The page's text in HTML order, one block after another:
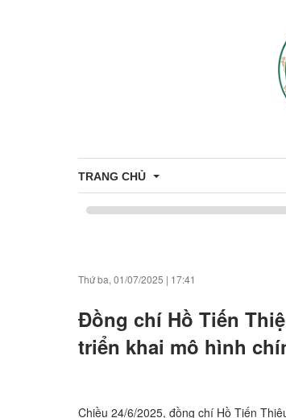
TRANG CHỦ
Thông tin chung
Di tích - Danh lam thắng cảnh xã Bằng
Thủ tục Hành chính
Thứ ba, 01/07/2025 | 17:41
Đồng chí Hồ Tiến
triển khai mô hình
Chiều 24/6/2025, đồng chí Hồ Tiến